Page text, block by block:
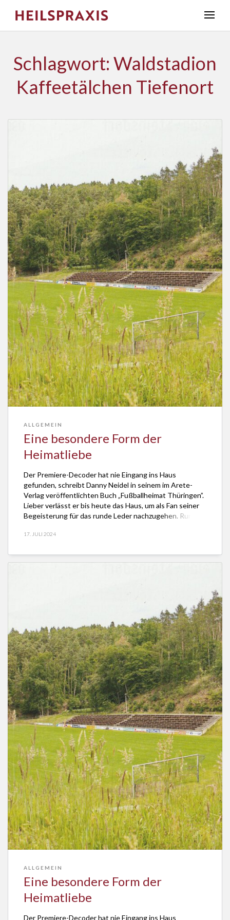
Schlagwort: Waldstadion
Kaffeetälchen Tiefenort
ALLGEMEIN
Eine besondere Form der
Heimatliebe
Der Premiere-Decoder hat nie Eingang ins Haus
gefunden, schreibt Danny Neidel in seinem im Arete-
Verlag veröffentlichten Buch „Fußballheimat Thüringen”.
Lieber verlässt er bis heute das Haus, um als Fan seiner
Begeisterung für das runde Leder nachzugehen. Rundes
worum es in dem Buch geht. Denn der Autor […]
17. JULI 2024
ALLGEMEIN
Eine besondere Form der
Heimatliebe
Der Premiere-Decoder hat nie Eingang ins Haus